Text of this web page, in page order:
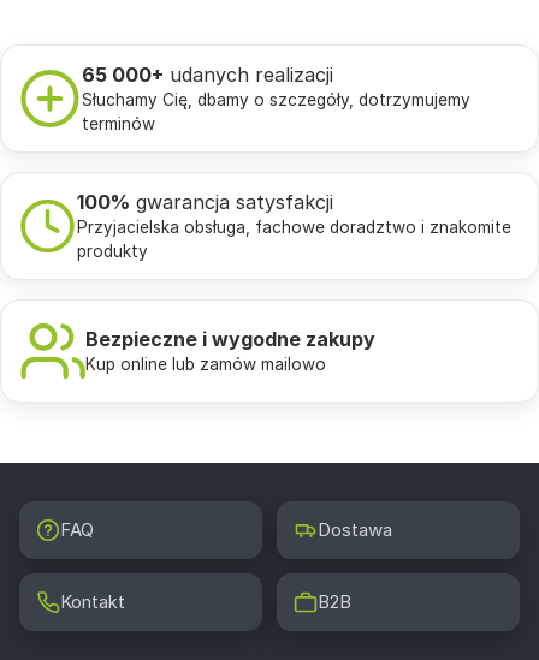
65 000+ udanych realizacji
Słuchamy Cię, dbamy o szczegóły, dotrzymujemy
terminów
100% gwarancja satysfakcji
Przyjacielska obsługa, fachowe doradztwo i znakomite
produkty
Bezpieczne i wygodne zakupy
Kup online lub zamów mailowo
FAQ Dostawa
Kontakt B2B